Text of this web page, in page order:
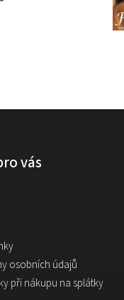
vás
osobních údajů
při nákupu na splátky